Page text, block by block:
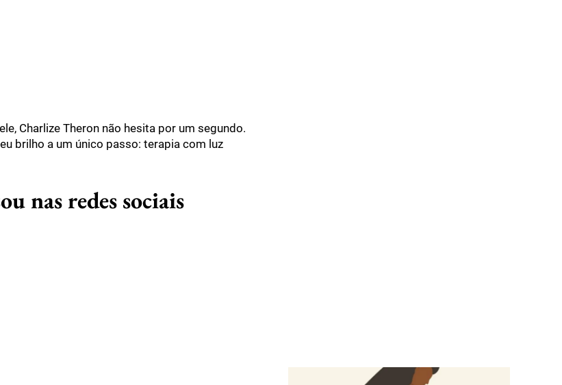
Charlize Theron não hesita por um segundo.
brilho a um único passo: terapia com luz
nas redes sociais